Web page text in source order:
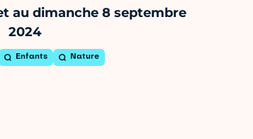
au dimanche 8 septembre
2024
Enfants Nature